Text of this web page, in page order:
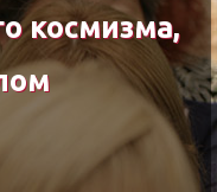
космизма,